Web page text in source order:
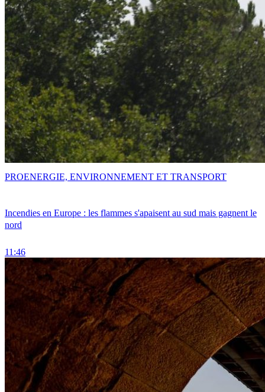
Incendies en Europe : les flammes s'apaisent au sud mais gagnent le
nord
11:46
PROENERGIE, ENVIRONNEMENT ET TRANSPORT